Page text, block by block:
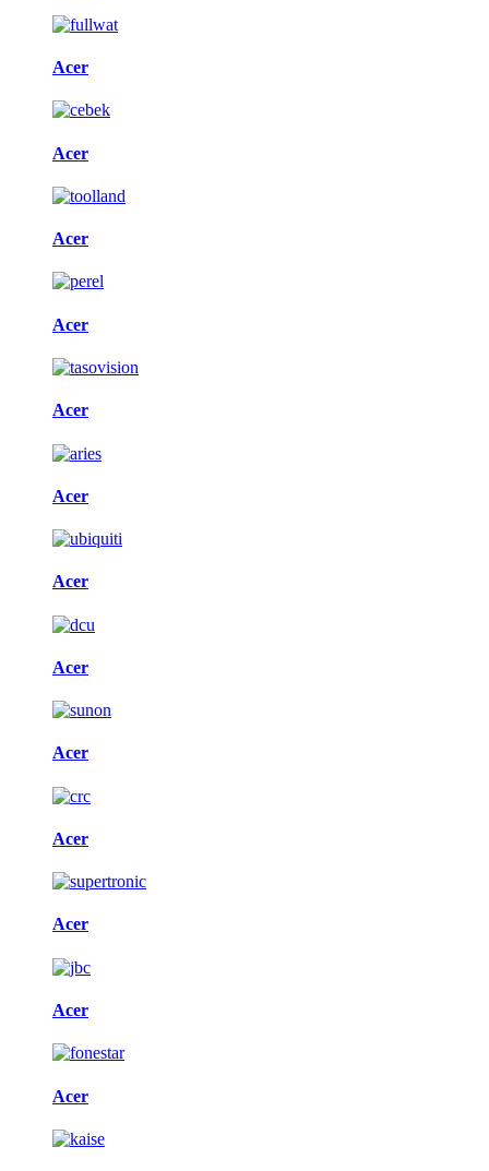
Acer
Acer
Acer
Acer
Acer
Acer
Acer
Acer
Acer
Acer
Acer
Acer
Acer